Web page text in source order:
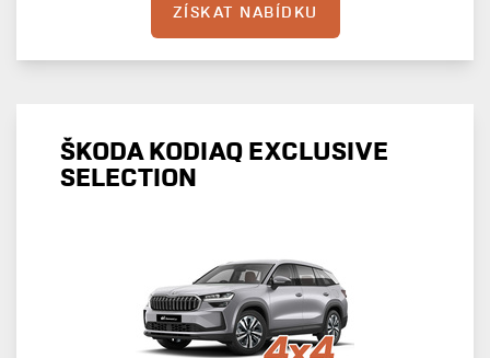
ZÍSKAT NABÍDKU
ŠKODA KODIAQ EXCLUSIVE
SELECTION